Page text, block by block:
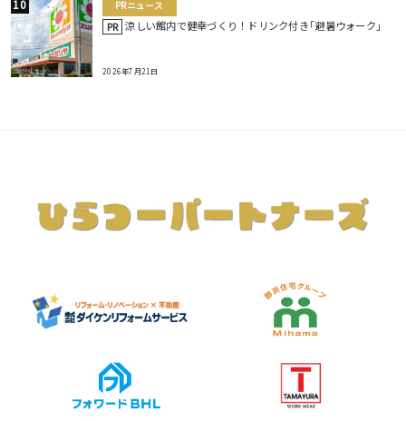
PRニュース
PR 涼しい館内で健幸づくり！ドリンク付き｢避暑ウォーク｣
2026年7月21日